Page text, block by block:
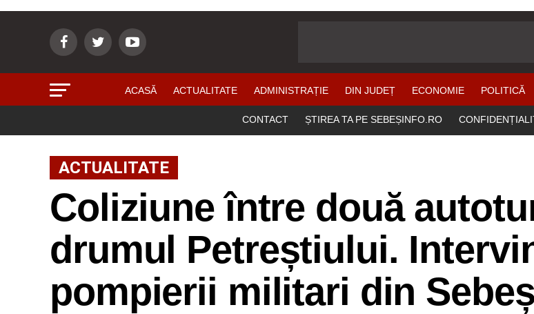
ACASĂ ACTUALITATE ADMINISTRAȚIE DIN JUDEȚ ECONOMIE POLITICĂ
CONTACT ȘTIREA TA PE SEBEȘINFO.RO
ACTUALITATE
Coliziune între două
drumul Petreștiului.
pompierii militari din Sebeș